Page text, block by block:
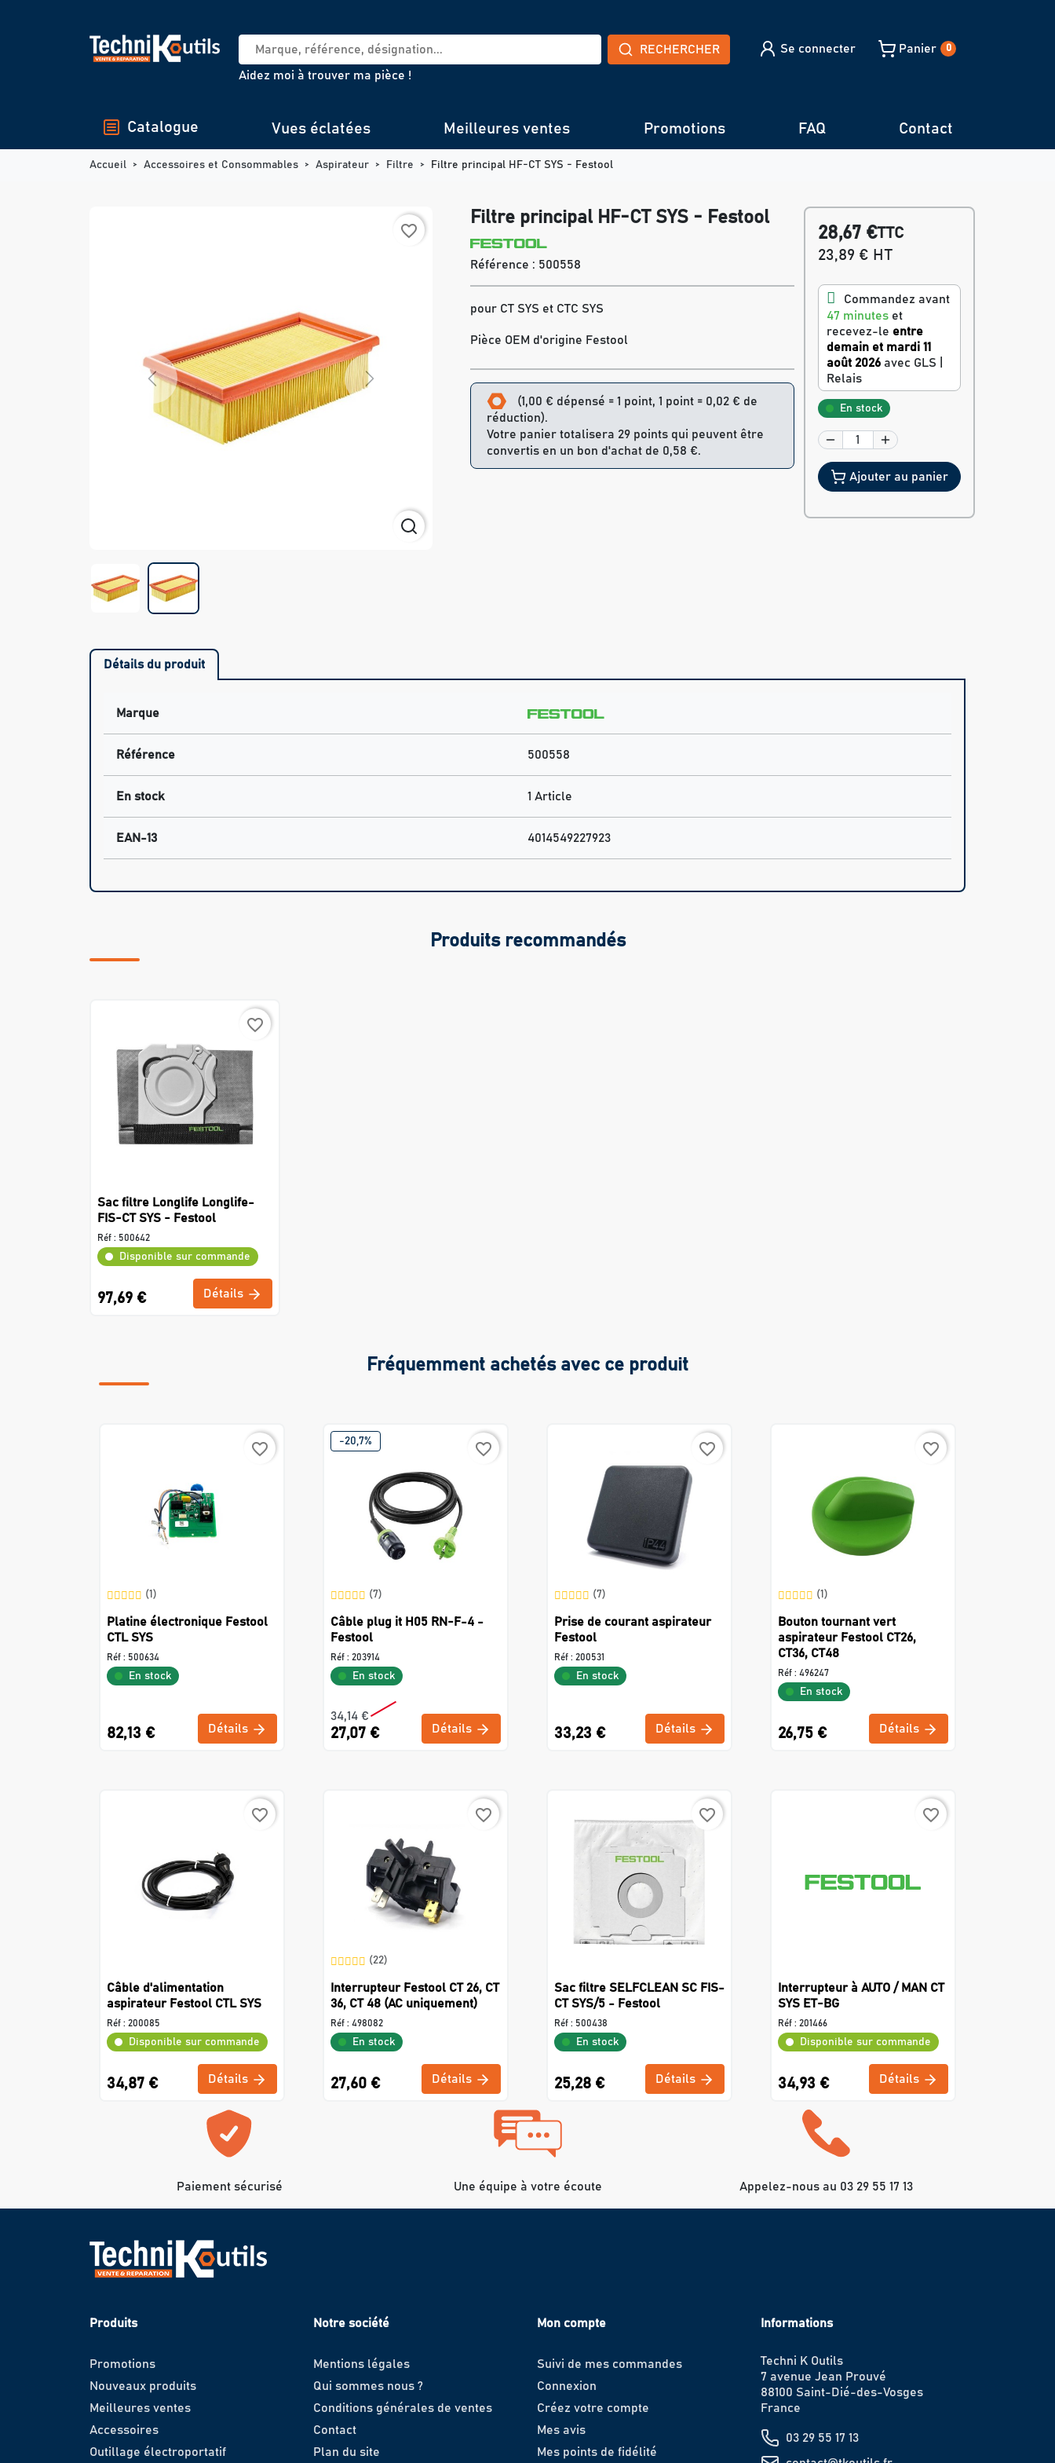
RECHERCHER
Aidez moi à trouver ma pièce !
Se connecter Panier 0
Catalogue Vues éclatées Meilleures ventes Promotions FAQ Contact
Accueil Accessoires et Consommables Aspirateur Filtre Filtre principal HF-CT SYS - Festool
favorite_border
Previous Next
Filtre principal HF-CT SYS - Festool
Référence : 500558
pour CT SYS et CTC SYS
Pièce OEM d'origine Festool
(1,00 € dépensé = 1 point, 1 point = 0,02 € de
réduction).
Votre panier totalisera 29 points qui peuvent être
convertis en un bon d'achat de 0,58 €.
28,67 €TTC
23,89 € HT
Commandez avant
47 minuteset
recevez-le entre
demain et mardi 11
août 2026 avec GLS |
Relais
En stock
Ajouter au panier
Détails du produit
Marque
Référence 500558
En stock 1 Article
EAN-13 4014549227923
Produits recommandés
favorite_border
Sac filtre Longlife Longlife-
FIS-CT SYS - Festool
Réf : 500642
Disponible sur commande
97,69 € Détails
Fréquemment achetés avec ce produit
favorite_border
(1)
Platine électronique Festool
CTL SYS
Réf : 500634
En stock
82,13 € Détails
-20,7% favorite_border
(7)
Câble plug it H05 RN-F-4 -
Festool
Réf : 203914
En stock
34,14 €
27,07 € Détails
favorite_border
(7)
Prise de courant aspirateur
Festool
Réf : 200531
En stock
33,23 € Détails
favorite_border
(1)
Bouton tournant vert
aspirateur Festool CT26,
CT36, CT48
Réf : 496247
En stock
26,75 € Détails
favorite_border
Câble d'alimentation
aspirateur Festool CTL SYS
Réf : 200085
Disponible sur commande
34,87 € Détails
favorite_border
(22)
Interrupteur Festool CT 26, CT
36, CT 48 (AC uniquement)
Réf : 498082
En stock
27,60 € Détails
favorite_border
Sac filtre SELFCLEAN SC FIS-
CT SYS/5 - Festool
Réf : 500438
En stock
25,28 € Détails
favorite_border
Interrupteur à AUTO / MAN CT
SYS ET-BG
Réf : 201466
Disponible sur commande
34,93 € Détails
Paiement sécurisé Une équipe à votre écoute Appelez-nous au 03 29 55 17 13
Produits
Promotions
Nouveaux produits
Meilleures ventes
Accessoires
Outillage électroportatif
Notre société
Mentions légales
Qui sommes nous ?
Conditions générales de ventes
Contact
Plan du site
Mon compte
Suivi de mes commandes
Connexion
Créez votre compte
Mes avis
Mes points de fidélité
Informations
Techni K Outils
7 avenue Jean Prouvé
88100 Saint-Dié-des-Vosges
France
03 29 55 17 13